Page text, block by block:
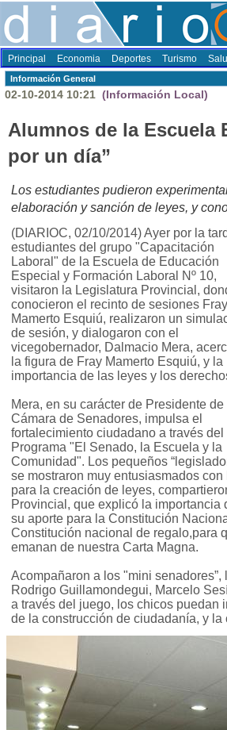
Principal Economia Deportes Turismo
Información General
02-10-2014 10:21 (Información Local)
Alumnos de la Escuela
por un día”
Los estudiantes pudieron
elaboración y sanción de leyes, y
(DIARIOC, 02/10/2014) Ayer por la
estudiantes del grupo "Capacitación
Laboral" de la Escuela de Educación
Especial y Formación Laboral Nº 10,
visitaron la Legislatura Provincial,
conocieron el recinto de sesiones Fray
Mamerto Esquiú, realizaron un
de sesión, y dialogaron con el
vicegobernador, Dalmacio Mera,
la figura de Fray Mamerto Esquiú, y la
importancia de las leyes y los
Mera, en su carácter de Presidente de
Cámara de Senadores, impulsa el
fortalecimiento ciudadano a través del
Programa "El Senado, la Escuela y la
Comunidad". Los pequeños
se mostraron muy entusiasmados
para la creación de leyes,
Provincial, que explicó la importancia
su aporte para la Constitución
Constitución nacional de regalo,para
emanan de nuestra Carta Magna.
Acompañaron a los "mini
Rodrigo Guillamondegui, Marcelo
a través del juego, los chicos puedan
de la construcción de ciudadanía, y